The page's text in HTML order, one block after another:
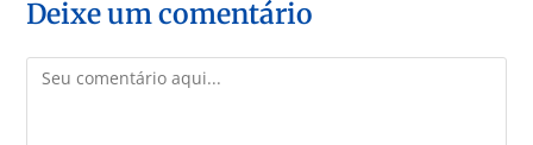
Deixe um comentário